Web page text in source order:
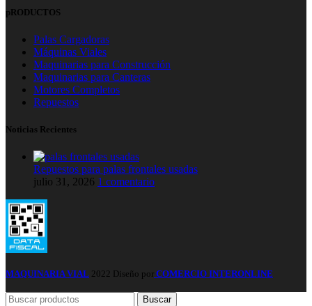
pRODUCTOS
Palas Cargadoras
Máquinas Viales
Maquinarias para Construcción
Maquinarias para Canteras
Motores Completos
Repuestos
Noticias Recientes
Repuestos para palas frontales usadas
julio 31, 2026 1 comentario
MAQUINARIA VIAL 2022 Diseño por COMERCIO INTERONLINE
Buscar